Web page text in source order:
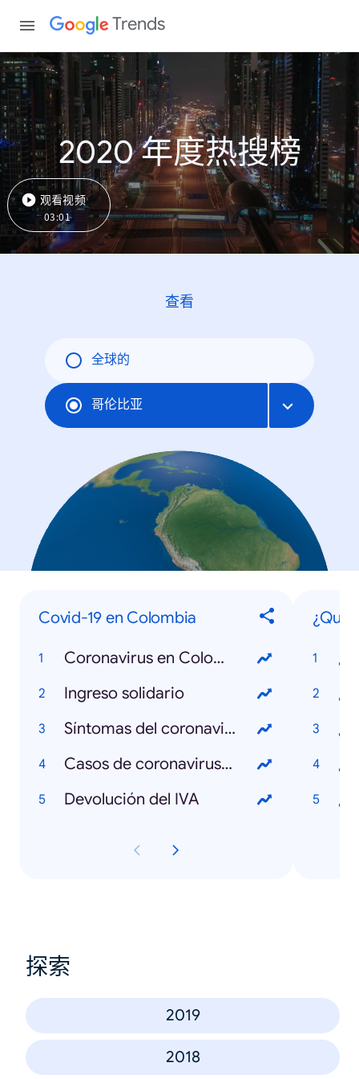
Trends
2020 年度热搜榜
观看视频
03:01
查看
全球的
哥伦比亚
Covid-19 en Colombia
Coronavirus en Colombia
Ingreso solidario
Síntomas del coronavirus
Casos de coronavirus en Colombia
Devolución del IVA
¿Qué
探索
2019
2018